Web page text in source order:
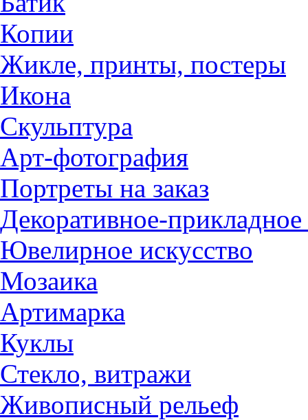
Копии
Жикле, принты, постеры
Икона
Скульптура
Арт-фотография
Портреты на заказ
Декоративное-прикладное
Ювелирное искусство
Мозаика
Артимарка
Куклы
Стекло, витражи
Живописный рельеф